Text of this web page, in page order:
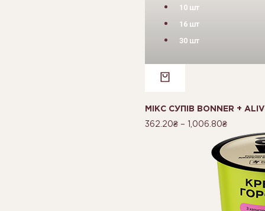
10 шт
16 шт
30 шт
МІКС СУПІВ BONNER +
362.20₴– 1,006.80₴